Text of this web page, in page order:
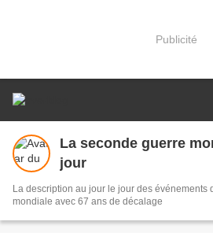
Publicité
La seconde guerre
jour
La description au jour le jour des événements
mondiale avec 67 ans de décalage